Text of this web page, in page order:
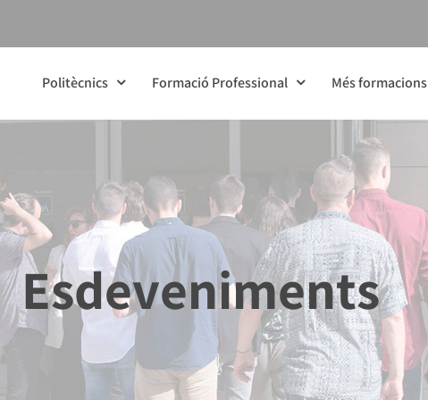
Politècnics Formació Professional Més formacions
Esdeveniments